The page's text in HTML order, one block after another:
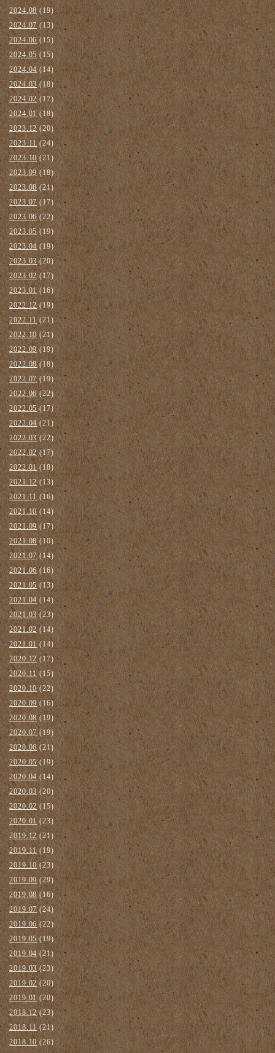
2024.08 (19)
2024.07(13)
2024.06(15)
2024.05(15)
2024.04 (14)
2024.03(18)
2024.02 (17)
2024.01(18)
2023.12 (20)
2023.11(24)
2023.10(21)
2023.09(18)
2023.08 (21)
2023.07(17)
2023.06(22)
2023.05(19)
2023.04 (19)
2023.03(20)
2023.02(17)
2023.01(16)
2022.12(19)
2022.11(21)
2022.10(21)
2022.09(19)
2022.08(18)
2022.07 (19)
2022.06(22)
2022.05(17)
2022.04(21)
2022.03 (22)
2022.02(17)
2022.01 (18)
2021.12 (13)
2021.11(16)
2021.10(14)
2021.09 (17)
2021.08(10)
2021.07(14)
2021.06(16)
2021.05 (13)
2021.04(14)
2021.03(23)
2021.02(14)
2021.01 (14)
2020.12(17)
2020.11(15)
2020.10(22)
2020.09 (16)
2020.08(19)
2020.07(19)
2020.06(21)
2020.05 (19)
2020.04(14)
2020.03 (20)
2020.02(15)
2020.01 (23)
2019.12(21)
2019.11(19)
2019.10(23)
2019.09 (29)
2019.08(16)
2019.07(24)
2019.06(22)
2019.05 (19)
2019.04(21)
2019.03(23)
2019.02(20)
2019.01 (20)
2018.12(23)
2018.11(21)
2018.10(26)